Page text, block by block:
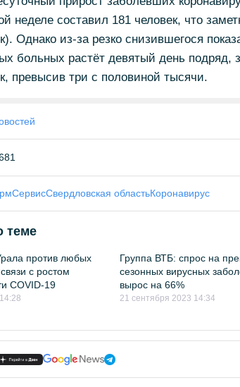
неделе составил 181 человек, что
Однако из-за резко снизившегося
больных растёт девятый день подряд,
превысив три с половиной тысячи.
Свердловская областьКоронавирус
теме
против любых
с ростом
COVID-19
Группа ВТБ: спрос на
сезонных вирусных
вырос на 66%
21 сентября 2023 14:34